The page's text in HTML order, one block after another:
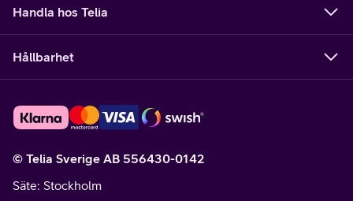
Handla hos Telia
Hållbarhet
© Telia Sverige AB 556430-0142
Säte: Stockholm